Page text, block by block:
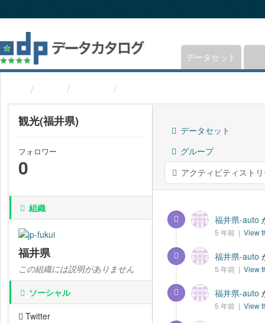
キ
プ
し
て
データセット
観光(福井県)
フォロワー
0
組織
福井県
この組織には説明がありません
ソーシャル
Twitter
データセット
グループ
アクティビティスト
福井県-auto
5 年前 | View
福井県-auto
5 年前 | View
福井県-auto
5 年前 | View